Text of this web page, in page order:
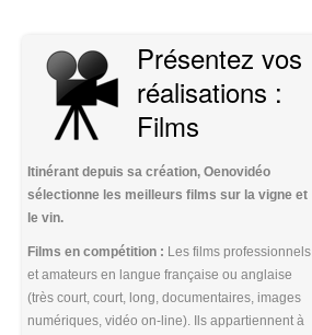
Présentez vos
réalisations :
Films
Itinérant depuis sa création, Oenovidéo
sélectionne les meilleurs films sur la vigne et
le vin.
Films en compétition : Les films professionnels
et amateurs en langue française ou anglaise
(très court, court, long, documentaires, images
numériques, vidéo on-line). Ils appartiennent à